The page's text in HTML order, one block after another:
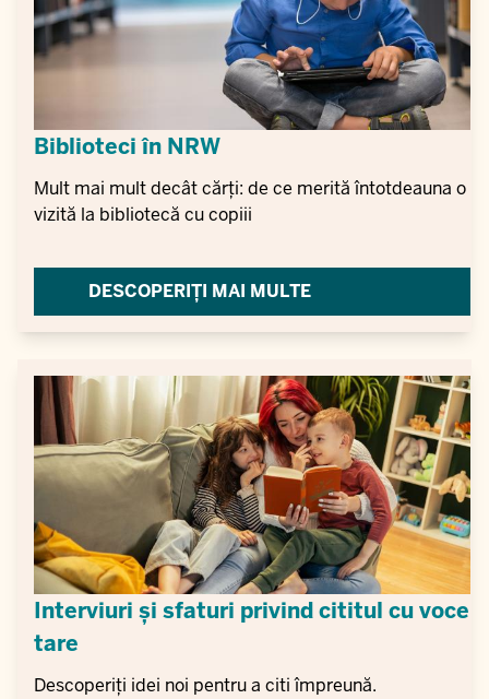
Biblioteci în NRW
Mult mai mult decât cărți: de ce merită întotdeauna o
vizită la bibliotecă cu copiii
DESCOPERIȚI MAI MULTE
Interviuri și sfaturi privind cititul cu voce
tare
Descoperiți idei noi pentru a citi împreună.